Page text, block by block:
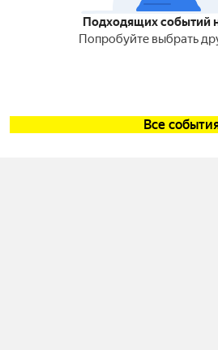
Подходящих событий
Попробуйте выбрать
Все